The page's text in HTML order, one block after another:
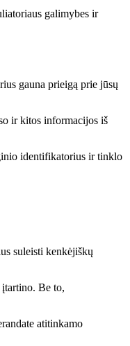
galimybes ir
gauna prieigą prie jūsų
ir kitos informacijos iš
identifikatorius ir tinklo
suleisti kenkėjiškų
Be to,
atitinkamo